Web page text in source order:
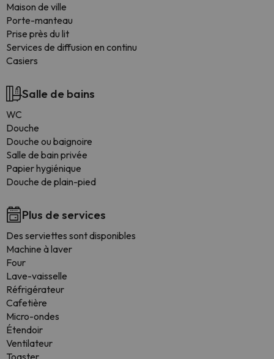
Maison de ville
Porte-manteau
Prise près du lit
Services de diffusion en continu
Casiers
Salle de bains
WC
Douche
Douche ou baignoire
Salle de bain privée
Papier hygiénique
Douche de plain-pied
Plus de services
Des serviettes sont disponibles
Machine à laver
Four
Lave-vaisselle
Réfrigérateur
Cafetière
Micro-ondes
Étendoir
Ventilateur
Toaster